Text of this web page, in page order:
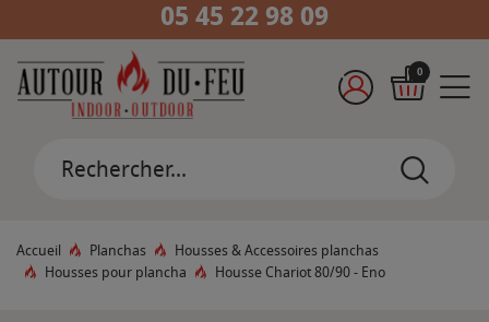
05 45 22 98 09
0
Accueil Planchas
Housses & Accessoires planchas
Housses pour plancha
Housse Chariot 80/90 - Eno